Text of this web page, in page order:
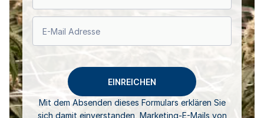
Mit dem Absenden dieses Formulars erklären Sie
sich damit einverstanden, Marketing-E-Mails von